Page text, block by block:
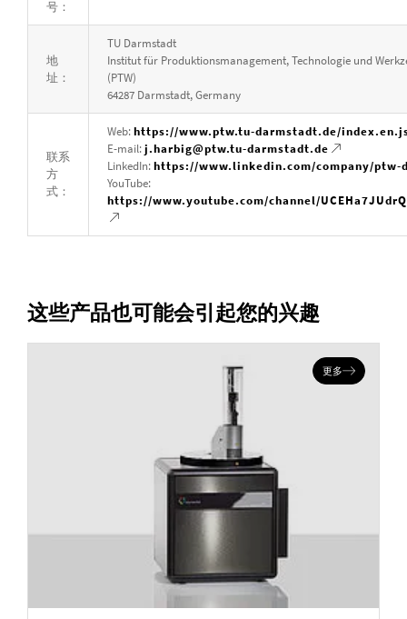
号：
地
址：
TU Darmstadt
Institut für Produktionsmanagement, Technologie und
(PTW)
64287 Darmstadt, Germany
联系
方
式：
Web:https://www.ptw.tu-darmstadt.de/
E-mail:j.harbig@ptw.tu-darmstadt.de
LinkedIn:https://www.linkedin.com/company/ptw-
YouTube:
https://www.youtube.com/channel/
这些产品也可能会引起您的兴趣
更多